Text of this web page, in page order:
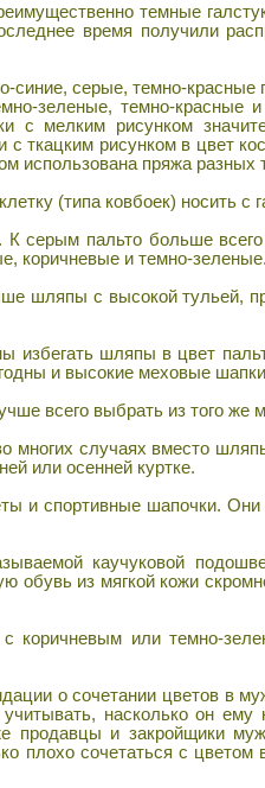
темные
время получили
синие, серые, темно-
зеленые, темно-красные
с мелким рисунком
с ткацким рисунком в цвет
использована пряжа разных
(типа ковбоек) носить с
серым пальто больше
коричневые и темно-зеленые.
шляпы с высокой тульей,
шляпы в цвет
и высокие меховые
всего выбрать из того же
многих случаях вместо
или осенней куртке.
и спортивные шапочки. Они
каучуковой
обувь из мягкой кожи
коричневым или темно-
о сочетании цветов в
учитывать, насколько он
продавцы и закройщики
плохо сочетаться с цветом